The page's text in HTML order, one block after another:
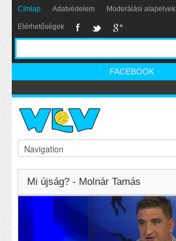
Címlap Adatvédelem Moderálási alapelvek
Elérhetőségek
FACEBOOK
Mi újság? - Molnár Tamás